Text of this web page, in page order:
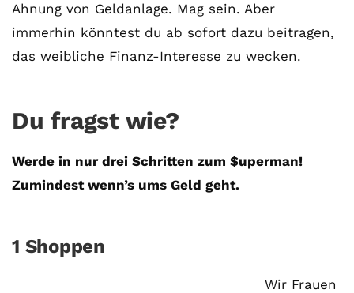
Ahnung von Geldanlage. Mag sein. Aber
immerhin könntest du ab sofort dazu beitragen,
das weibliche Finanz-Interesse zu wecken.
Du fragst wie?
Werde in nur drei Schritten zum $uperman!
Zumindest wenn’s ums Geld geht.
1 Shoppen
Wir Frauen